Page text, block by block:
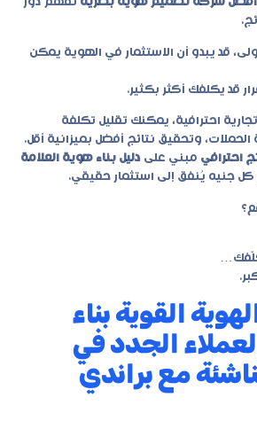
قد يبدو أن الاستثمار في الهوية يمكن
قد يكلفك أكثر بكثير.
احترافية، يمكنك تقليل تكلفة
وتحقيق نتائج أفضل بميزانية أقل.
احترافي مبني على دليل بناء هوية العلامة
جنيه يُنفق إلى استثمار حقيقي.
القوية بناء
الجدد في
مع براندي